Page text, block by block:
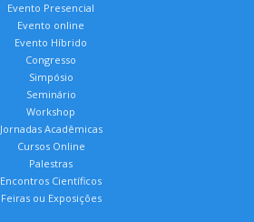
Evento Presencial
Evento online
Evento Híbrido
Congresso
Simpósio
Seminário
Workshop
Jornadas Acadêmicas
Cursos Online
Palestras
Encontros Científicos
Feiras ou Exposições